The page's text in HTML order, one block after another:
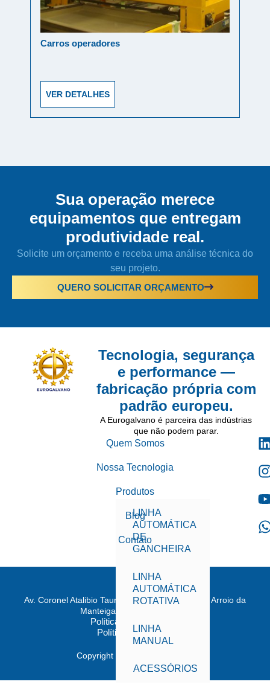
Carros operadores
VER DETALHES
Sua operação merece
equipamentos que entregam
produtividade real.
Solicite um orçamento e receba uma análise técnica do
seu projeto.
QUERO SOLICITAR ORÇAMENTO
Tecnologia, segurança
e performance —
fabricação própria com
padrão europeu.
A Eurogalvano é parceira das indústrias
que não podem parar.
Quem Somos
Nossa Tecnologia
Produtos
LINHA
AUTOMÁTICA
DE
GANCHEIRA​
LINHA
AUTOMÁTICA
ROTATIVA
LINHA
MANUAL
ACESSÓRIOS
Blog
Contato
Copyright © 2026 Eurogalvano
Av. Coronel Atalibio Taurino de Rezende, 3441, - Arroio da
Manteiga - São Leopoldo/RS
Política de Privacidade
Política de Cookies